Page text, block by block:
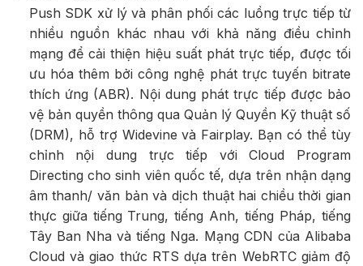
Push SDK xử lý và phân phối các luồng trực tiếp từ
nhiều nguồn khác nhau với khả năng điều chỉnh
mạng để cải thiện hiệu suất phát trực tiếp, được tối
ưu hóa thêm bởi công nghệ phát trực tuyến bitrate
thích ứng (ABR). Nội dung phát trực tiếp được bảo
vệ bản quyền thông qua Quản lý Quyền Kỹ thuật số
(DRM), hỗ trợ Widevine và Fairplay. Bạn có thể tùy
chỉnh nội dung trực tiếp với Cloud Program
Directing cho sinh viên quốc tế, dựa trên nhận dạng
âm thanh/ văn bản và dịch thuật hai chiều thời gian
thực giữa tiếng Trung, tiếng Anh, tiếng Pháp, tiếng
Tây Ban Nha và tiếng Nga. Mạng CDN của Alibaba
Cloud và giao thức RTS dựa trên WebRTC giảm độ